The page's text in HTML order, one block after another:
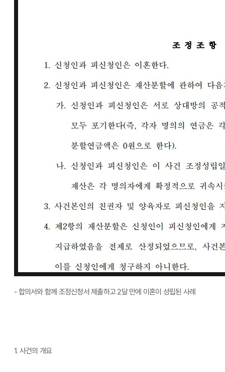
- 합의서와 함께 조정신청서 제출하고 2달 만에 이혼이 성립된 사례
1. 사건의 개요